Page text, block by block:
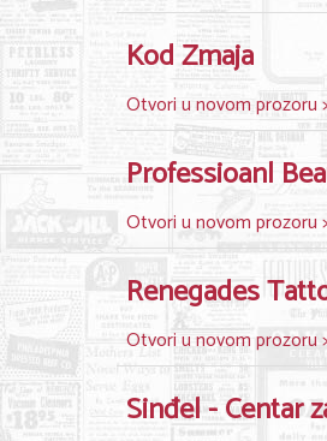
Kod Zmaja
Otvori u novom prozoru >
Professioanl
Otvori u novom prozoru >
Renegades
Otvori u novom prozoru >
Sinđel - Centar